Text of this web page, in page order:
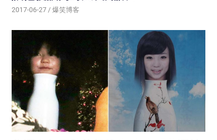
2017-06-27 爆笑博客